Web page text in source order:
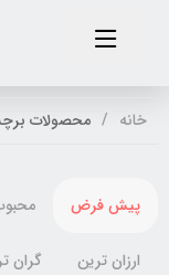
خانه محصولات برچسب
پیش فرض
ارزان ترین گران